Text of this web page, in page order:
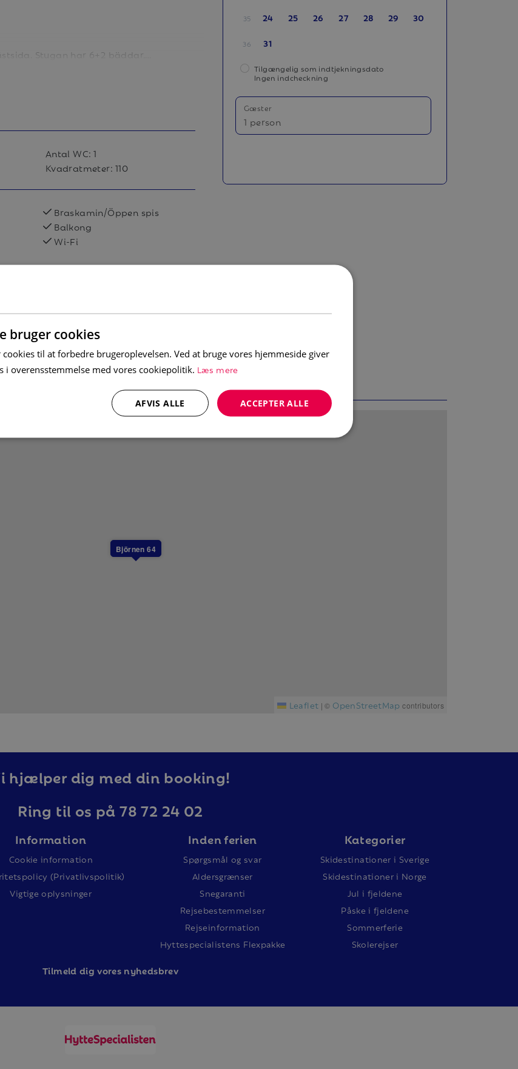
Stugan har 6+2 bäddar.
Alla våra boenden är
en våningssäng.
finns i boendet. Skidförråd finns i
ej möjlighet att ge support
finns i stugan.
i varje boende (täcke och
du boka och få utkört till boendet
Antal WC: 1
Kvadratmeter: 110
Braskamin/Öppen spis
Balkong
Wi-Fi
35 24 25 26 27 28 29 30
36 31
Tilgængelig som indtjekningsdato
Ingen indcheckning
Gæster
1 person
Björnen 64
Leaflet | © OpenStreetMap contributors
hjælper dig med din booking!
Ring til os på 78 72 24 02
Information
Cookie information
(Privatlivspolitik)
Vigtige oplysninger
Inden ferien
Spørgsmål og svar
Aldersgrænser
Snegaranti
Rejsebestemmelser
Rejseinformation
Hyttespecialistens Flexpakke
Kategorier
Skidestinationer i Sverige
Skidestinationer i Norge
Jul i fjeldene
Påske i fjeldene
Sommerferie
Skolerejser
Tilmeld dig vores nyhedsbrev
bruger cookies
til at forbedre brugeroplevelsen. Ved at bruge vores hjemmeside giver
i overensstemmelse med vores cookiepolitik. Læs mere
ACCEPTER ALLE
AFVIS ALLE